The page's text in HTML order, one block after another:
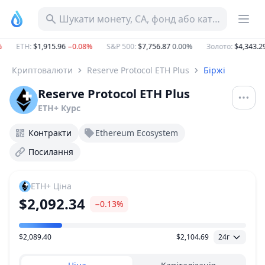
Шукати монету, CA, фонд або категорію
ETH:$1,915.96−0.08% S&P 500:$7,756.870.00% Золото:$4,343.29
Криптовалюти Reserve Protocol ETH Plus Біржі
Reserve Protocol ETH Plus
ETH+ Курс
Контракти
Ethereum Ecosystem
Посилання
ETH+ Ціна
$2,092.34 −0.13%
Діапазон цін
$2,089.40 $2,104.69 24г